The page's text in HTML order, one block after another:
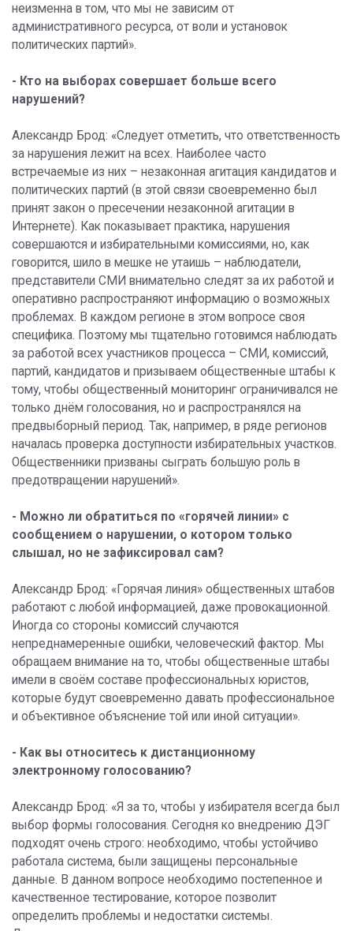
неизменна в том, что мы не зависим от
административного ресурса, от воли и установок
политических партий».
- Кто на выборах совершает больше всего
нарушений?
Александр Брод: «Следует отметить, что ответственность
за нарушения лежит на всех. Наиболее часто
встречаемые из них – незаконная агитация кандидатов и
политических партий (в этой связи своевременно был
принят закон о пресечении незаконной агитации в
Интернете). Как показывает практика, нарушения
совершаются и избирательными комиссиями, но, как
говорится, шило в мешке не утаишь – наблюдатели,
представители СМИ внимательно следят за их работой и
оперативно распространяют информацию о возможных
проблемах. В каждом регионе в этом вопросе своя
специфика. Поэтому мы тщательно готовимся наблюдать
за работой всех участников процесса – СМИ, комиссий,
партий, кандидатов и призываем общественные штабы к
тому, чтобы общественный мониторинг ограничивался не
только днём голосования, но и распространялся на
предвыборный период. Так, например, в ряде регионов
началась проверка доступности избирательных участков.
Общественники призваны сыграть большую роль в
предотвращении нарушений».
- Можно ли обратиться по «горячей линии» с
сообщением о нарушении, о котором только
слышал, но не зафиксировал сам?
Александр Брод: «Горячая линия» общественных штабов
работают с любой информацией, даже провокационной.
Иногда со стороны комиссий случаются
непреднамеренные ошибки, человеческий фактор. Мы
обращаем внимание на то, чтобы общественные штабы
имели в своём составе профессиональных юристов,
которые будут своевременно давать профессиональное
и объективное объяснение той или иной ситуации».
- Как вы относитесь к дистанционному
электронному голосованию?
Александр Брод: «Я за то, чтобы у избирателя всегда был
выбор формы голосования. Сегодня ко внедрению ДЭГ
подходят очень строго: необходимо, чтобы устойчиво
работала система, были защищены персональные
данные. В данном вопросе необходимо постепенное и
качественное тестирование, которое позволит
определить проблемы и недостатки системы.